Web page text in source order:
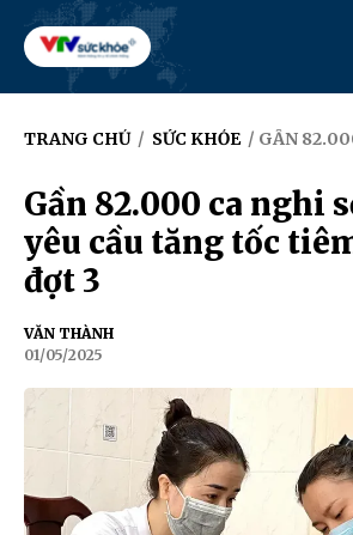
TRANG CHỦ / SỨC KHỎE / GẦN 82.000 CA NGHI SỞI: BỘ
Gần 82.000 ca nghi
yêu cầu tăng tốc
đợt 3
VĂN THÀNH
01/05/2025